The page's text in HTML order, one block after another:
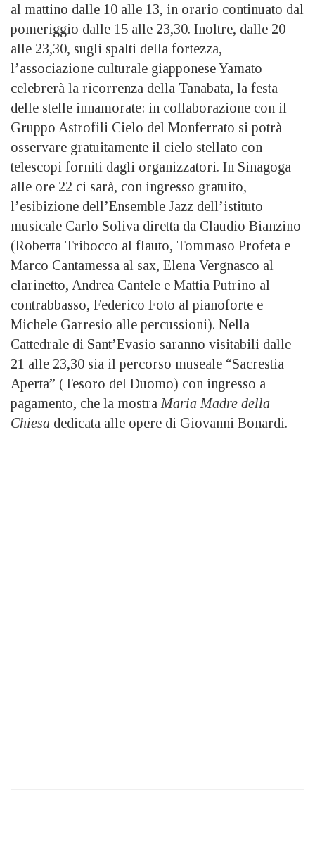
al mattino dalle 10 alle 13, in orario continuato dal
pomeriggio dalle 15 alle 23,30. Inoltre, dalle 20
alle 23,30, sugli spalti della fortezza,
l’associazione culturale giapponese Yamato
celebrerà la ricorrenza della Tanabata, la festa
delle stelle innamorate: in collaborazione con il
Gruppo Astrofili Cielo del Monferrato si potrà
osservare gratuitamente il cielo stellato con
telescopi forniti dagli organizzatori. In Sinagoga
alle ore 22 ci sarà, con ingresso gratuito,
l’esibizione dell’Ensemble Jazz dell’istituto
musicale Carlo Soliva diretta da Claudio Bianzino
(Roberta Tribocco al flauto, Tommaso Profeta e
Marco Cantamessa al sax, Elena Vergnasco al
clarinetto, Andrea Cantele e Mattia Putrino al
contrabbasso, Federico Foto al pianoforte e
Michele Garresio alle percussioni). Nella
Cattedrale di Sant’Evasio saranno visitabili dalle
21 alle 23,30 sia il percorso museale “Sacrestia
Aperta” (Tesoro del Duomo) con ingresso a
pagamento, che la mostra Maria Madre della
Chiesa dedicata alle opere di Giovanni Bonardi.